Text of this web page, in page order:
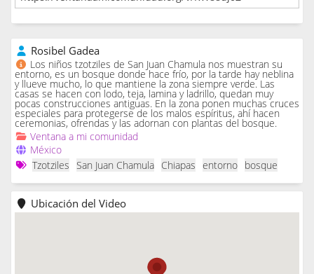
Rosibel Gadea
Los niños tzotziles de San Juan Chamula nos muestran su
entorno, es un bosque donde hace frío, por la tarde hay neblina
y llueve mucho, lo que mantiene la zona siempre verde. Las
casas se hacen con lodo, teja, lamina y ladrillo, quedan muy
pocas construcciones antiguas. En la zona ponen muchas cruces
especiales para protegerse de los malos espíritus, ahí hacen
ceremonias, ofrendas y las adornan con plantas del bosque.
Ventana a mi comunidad
México
Tzotziles
San Juan Chamula Chiapas entorno bosque
Ubicación del Video